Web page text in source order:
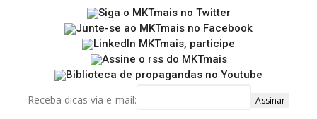
Receba dicas via e-mail: